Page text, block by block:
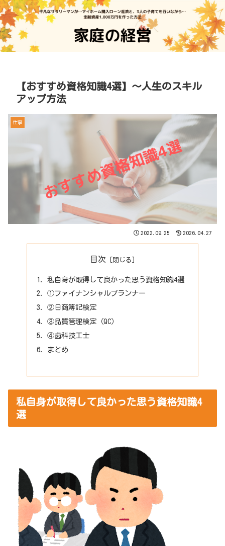
【おすすめ資格知識4選】～人生のスキル
アップ方法
仕事
2022.09.25 2026.04.27
目次
私自身が取得して良かった思う資格知識4選
①ファイナンシャルプランナー
②日商簿記検定
③品質管理検定（QC）
④歯科技工士
まとめ
私自身が取得して良かった思う資格知識4
選